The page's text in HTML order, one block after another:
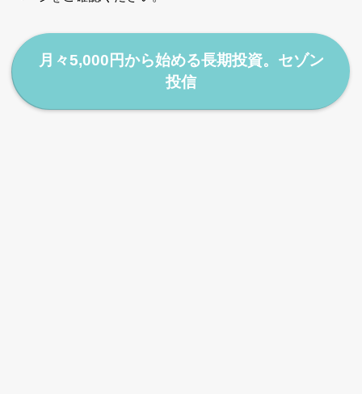
月々5,000円から始める長期投資。セゾン
投信